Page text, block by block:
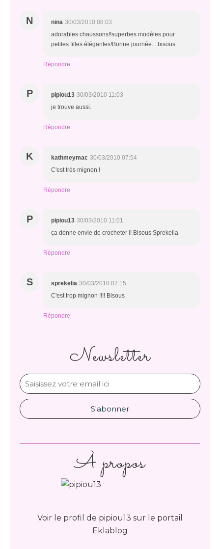
N nina 30/03/2010 08:03
adorables chaussons!!superbes modèles pour
petites filles élégantes!Bonne journée... bisous
Répondre
P pipiou13 30/03/2010 11:03
je trouve aussi.
Répondre
K kathmeymac 30/03/2010 07:54
C'est très mignon !
Répondre
P pipiou13 30/03/2010 11:01
ça donne envie de crocheter !! Bisous Sprekelia
Répondre
S sprekelia 30/03/2010 07:15
C'est trop mignon !!!! Bisous
Répondre
Newsletter
À propos
Voir le profil de pipiou13 sur le portail
Eklablog